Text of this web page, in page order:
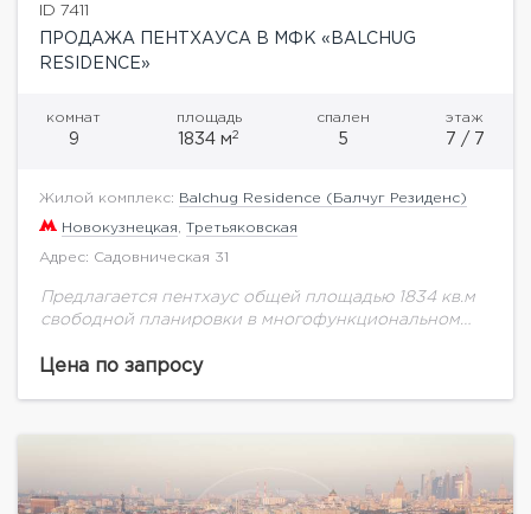
ID 7411
ПРОДАЖА ПЕНТХАУСА В МФК «BALCHUG
RESIDENCE»
комнат
9
площадь
1834 м2
спален
5
этаж
7 / 7
Жилой комплекс: Balchug Residence (Балчуг Резиденс)
Новокузнецкая Третьяковская
Адрес: Садовническая 31
Предлагается пентхаус общей площадью 1834 кв.м
свободной планировки в многофункциональном
Прекрасные видовые характеристики на
Цена по запросу